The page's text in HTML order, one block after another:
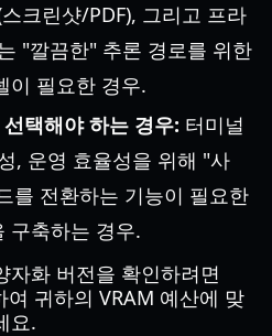
크린샷/PDF), 그리고 프라
"깔끔한" 추론 경로를 위한
이 필요한 경우.
택해야 하는 경우: 터미널
, 운영 효율성을 위해 "사
를 전환하는 기능이 필요한
구축하는 경우.
자화 버전을 확인하려면
여 귀하의 VRAM 예산에 맞
요.